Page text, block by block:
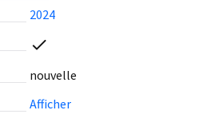
2024
nouvelle
Afficher